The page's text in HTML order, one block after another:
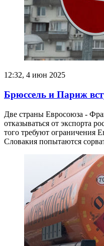
12:32, 4 июн 2025
Брюссель и Париж
Две страны Евросоюза -
отказываться от экспорта
того требуют ограничения
Словакия попытаются